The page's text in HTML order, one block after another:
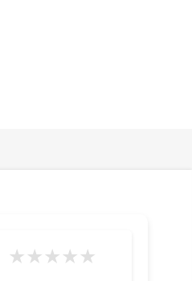
★★★★★